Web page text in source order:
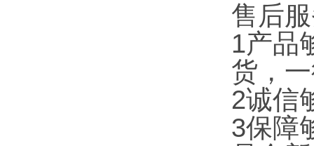
售后
1产品
货，
2诚信
3保障